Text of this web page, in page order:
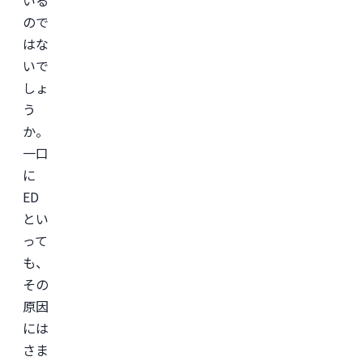
ので
はな
いで
しょ
う
か。
一口
に
ED
とい
って
も、
その
原因
には
さま